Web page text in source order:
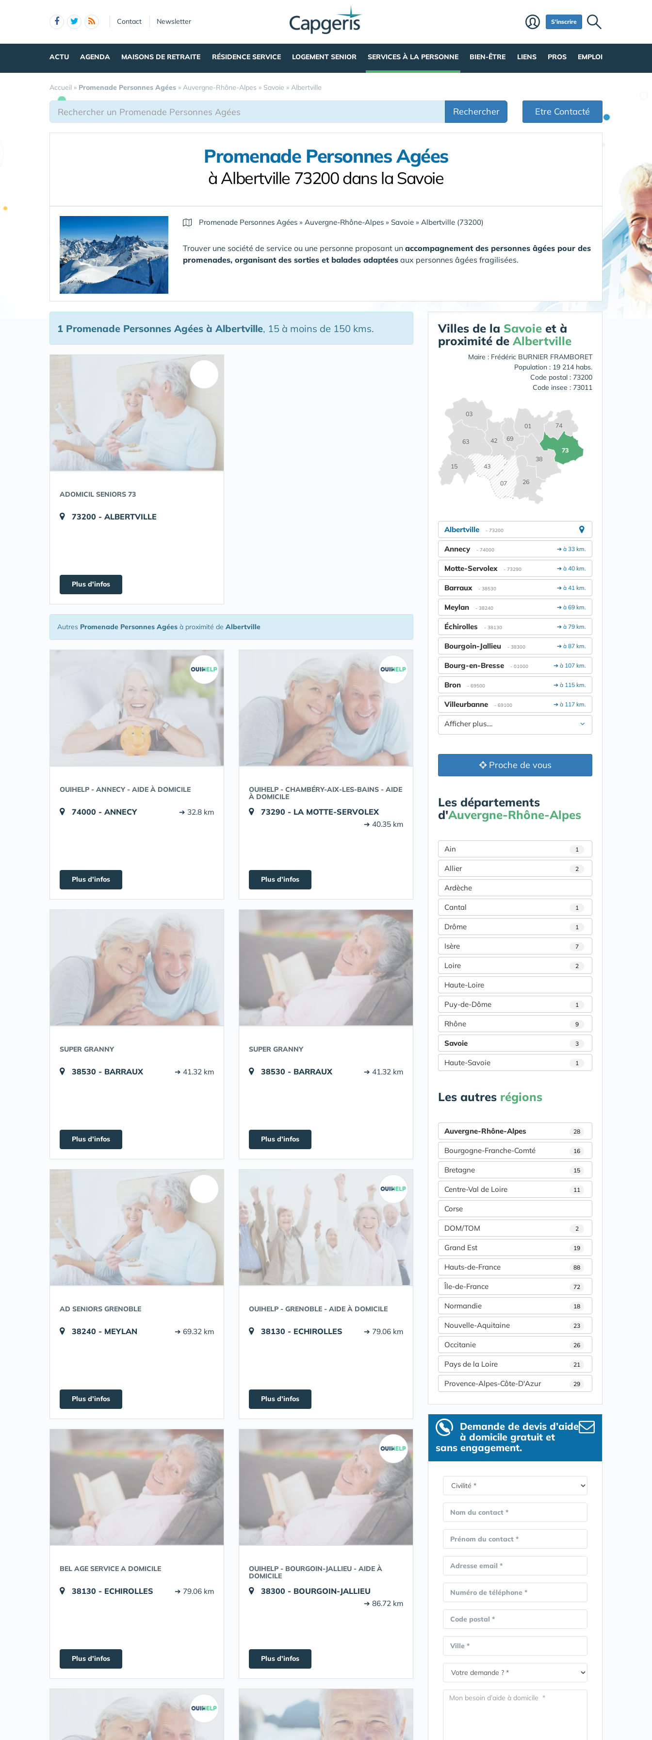
Contact Newsletter S'inscrire
ACTU AGENDA MAISONS DE RETRAITE RÉSIDENCE SERVICE LOGEMENT SENIOR SERVICES À LA PERSONNE BIEN-ÊTRE LIENS PROS EMPLOI
Accueil » Promenade Personnes Agées » Auvergne-Rhône-Alpes » Savoie » Albertville
Rechercher Etre Contacté
Promenade Personnes Agées
à Albertville 73200 dans la Savoie
Promenade Personnes Agées » Auvergne-Rhône-Alpes » Savoie » Albertville (73200)
Trouver une société de service ou une personne proposant un accompagnement des personnes âgées pour des
promenades, organisant des sorties et balades adaptées aux personnes âgées fragilisées.
1 Promenade Personnes Agées à Albertville, 15 à moins de 150 kms.
ADOMICIL SENIORS 73
73200 - ALBERTVILLE
Plus d'infos
Autres Promenade Personnes Agées à proximité de Albertville
OUIHELP - ANNECY - AIDE À DOMICILE
74000 - ANNECY ➔ 32.8 km
Plus d'infos
OUIHELP - CHAMBÉRY-AIX-LES-BAINS - AIDE
À DOMICILE
73290 - LA MOTTE-SERVOLEX
➔ 40.35 km
Plus d'infos
SUPER GRANNY
38530 - BARRAUX ➔ 41.32 km
Plus d'infos
SUPER GRANNY
38530 - BARRAUX ➔ 41.32 km
Plus d'infos
AD SENIORS GRENOBLE
38240 - MEYLAN ➔ 69.32 km
Plus d'infos
OUIHELP - GRENOBLE - AIDE À DOMICILE
38130 - ECHIROLLES ➔ 79.06 km
Plus d'infos
BEL AGE SERVICE A DOMICILE
38130 - ECHIROLLES ➔ 79.06 km
Plus d'infos
OUIHELP - BOURGOIN-JALLIEU - AIDE À
DOMICILE
38300 - BOURGOIN-JALLIEU
➔ 86.72 km
Plus d'infos
Villes de la Savoie et à
proximité de Albertville
Maire : Frédéric BURNIER FRAMBORET
Population : 19 214 habs.
Code postal : 73200
Code insee : 73011
01
03
07
15
26
38
42
43
63
69
73
74
Albertville - 73200
➔ à 33 km.
Annecy - 74000
➔ à 40 km.
Motte-Servolex - 73290
➔ à 41 km.
Barraux - 38530
➔ à 69 km.
Meylan - 38240
➔ à 79 km.
Échirolles - 38130
➔ à 87 km.
Bourgoin-Jallieu - 38300
➔ à 107 km.
Bourg-en-Bresse - 01000
➔ à 115 km.
Bron - 69500
➔ à 117 km.
Villeurbanne - 69100
Afficher plus....
Proche de vous
Les départements
d'Auvergne-Rhône-Alpes
Ain 1
Allier 2
Ardèche
Cantal 1
Drôme 1
Isère 7
Loire 2
Haute-Loire
Puy-de-Dôme 1
Rhône 9
Savoie 3
Haute-Savoie 1
Les autres régions
Auvergne-Rhône-Alpes 28
Bourgogne-Franche-Comté 16
Bretagne 15
Centre-Val de Loire 11
Corse
DOM/TOM 2
Grand Est 19
Hauts-de-France 88
Île-de-France 72
Normandie 18
Nouvelle-Aquitaine 23
Occitanie 26
Pays de la Loire 21
Provence-Alpes-Côte-D'Azur 29
Demande de devis d’aide
à domicile gratuit et
sans engagement.
Nom du contact *
Prénom du contact *
Adresse email *
Numéro de téléphone *
Code postal *
Ville *